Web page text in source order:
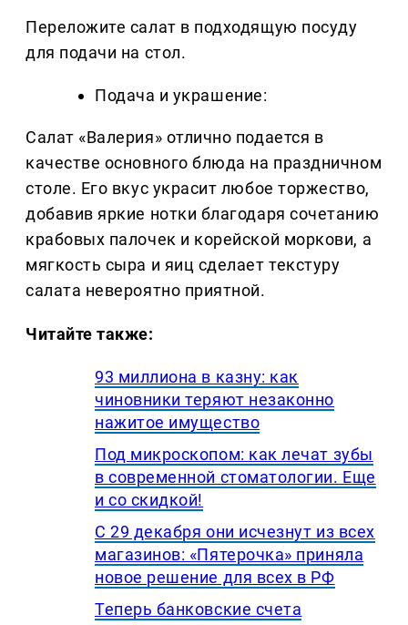
Переложите салат в подходящую посуду
для подачи на стол.
Подача и украшение:
Салат «Валерия» отлично подается в
качестве основного блюда на праздничном
столе. Его вкус украсит любое торжество,
добавив яркие нотки благодаря сочетанию
крабовых палочек и корейской моркови, а
мягкость сыра и яиц сделает текстуру
салата невероятно приятной.
Читайте также:
93 миллиона в казну: как
чиновники теряют незаконно
нажитое имущество
Под микроскопом: как лечат зубы
в современной стоматологии. Еще
и со скидкой!
С 29 декабря они исчезнут из всех
магазинов: «Пятерочка» приняла
новое решение для всех в РФ
Теперь банковские счета